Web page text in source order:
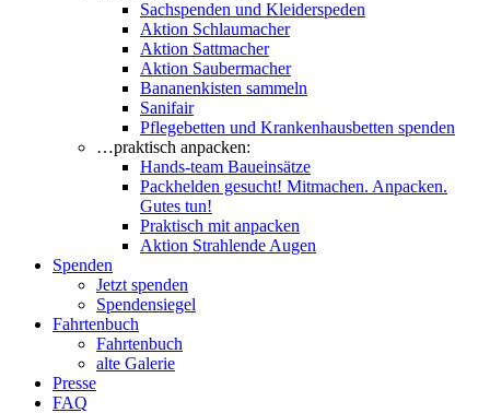
Sachspenden und Kleiderspeden
Aktion Schlaumacher
Aktion Sattmacher
Aktion Saubermacher
Bananenkisten sammeln
Sanifair
Pflegebetten und Krankenhausbetten spenden
…praktisch anpacken:
Hands-team Baueinsätze
Packhelden gesucht! Mitmachen. Anpacken.
Gutes tun!
Praktisch mit anpacken
Aktion Strahlende Augen
Spenden
Jetzt spenden
Spendensiegel
Fahrtenbuch
Fahrtenbuch
alte Galerie
Presse
FAQ